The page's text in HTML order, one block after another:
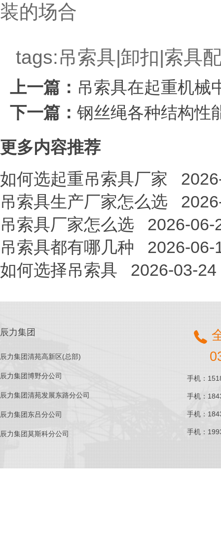
装的场合
tags:吊索具|卸扣|索具
上一篇： 吊索具在起重机械
下一篇： 钢丝绳各种结构性
更多内容推荐
如何选起重吊索具厂家
吊索具生产厂家怎么选
吊索具厂家怎么选
2026-06-
吊索具都有哪几种
2026-06-
如何选择吊索具
2026-03-24
辰力集团
辰力集团清苑高新区(总部)
辰力集团博野分公司
辰力集团清苑发展东路分公司
辰力集团东吕分公司
辰力集团莫斯科分公司
手机：
手机：
手机：
手机：